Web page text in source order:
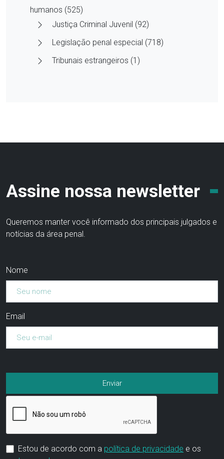
humanos (525)
Justiça Criminal Juvenil (92)
Legislação penal especial (718)
Tribunais estrangeiros (1)
Assine nossa newsletter
Queremos manter você informado dos principais julgados e
notícias da área penal.
Nome
Email
Estou de acordo com a política de privacidade e os